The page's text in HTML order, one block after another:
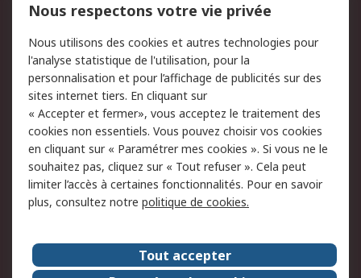
du site
Politique de protection
des données - Mise à
jour
Sécurité des E-mails
Conditions générales
de vente
Politique anti-
corruption
Campagnes marketing
A propos de RS
A propos de RS France
Evénements
Le groupe RS Group Plc
Presse
Nous respectons votre vie privée
Nous utilisons des cookies et autres technologies pour
l'analyse statistique de l'utilisation, pour la
personnalisation et pour l’affichage de publicités sur des
sites internet tiers. En cliquant sur
« Accepter et fermer», vous acceptez le traitement des
cookies non essentiels. Vous pouvez choisir vos cookies
en cliquant sur « Paramétrer mes cookies ». Si vous ne le
souhaitez pas, cliquez sur « Tout refuser ». Cela peut
limiter l’accès à certaines fonctionnalités. Pour en savoir
plus, consultez notre politique de cookies.
Tout accepter